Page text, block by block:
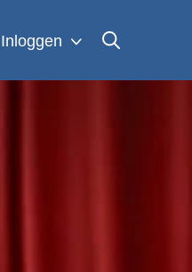
Inloggen